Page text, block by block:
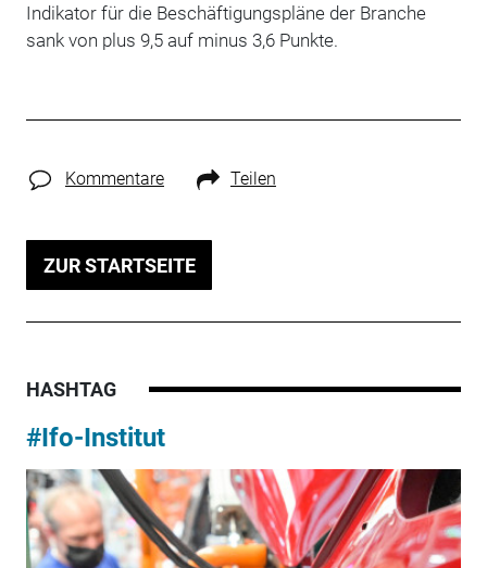
Indikator für die Beschäftigungspläne der Branche
sank von plus 9,5 auf minus 3,6 Punkte.
Kommentare Teilen
ZUR STARTSEITE
HASHTAG
#Ifo-Institut